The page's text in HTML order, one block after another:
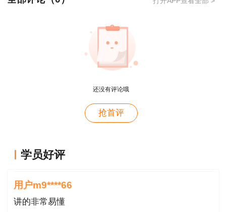
职业资格考试业务办理系统→微信扫码登录广东省
统一身份认证平台→找到证书邮寄点击“进入”→选
择您的考试→填写您的收件人姓名、地址、电话号
还没有评论哦
抢首评
学员好评
用户zh****35
用户m9****66
讲的非常易懂